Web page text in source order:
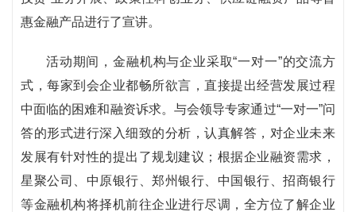
惠金融产品进行了宣讲。
活动期间，金融机构与企业采取“一对一”的交流方
式，每家到会企业都畅所欲言，直接提出经营发展过程
中面临的困难和融资诉求。与会领导专家通过“一对一”问
答的形式进行深入细致的分析，认真解答，对企业未来
发展有针对性的提出了规划建议；根据企业融资需求，
星聚公司、中原银行、郑州银行、中国银行、招商银行
等金融机构将择机前往企业进行尽调，全方位了解企业